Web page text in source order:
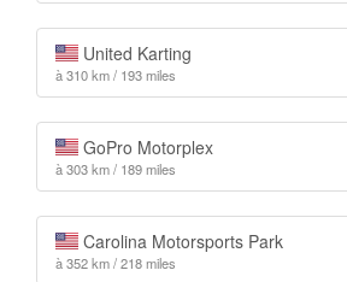
United Karting
à 310 km / 193 miles
GoPro Motorplex
à 303 km / 189 miles
Carolina Motorsports Park
à 352 km / 218 miles